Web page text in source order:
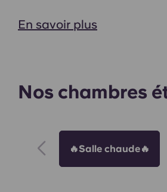
En savoir plus
Nos chambres
🔥Salle chaude🔥